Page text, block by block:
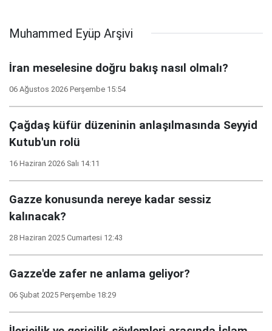
Muhammed Eyüp Arşivi
İran meselesine doğru bakış nasıl olmalı?
06 Ağustos 2026 Perşembe 15:54
Çağdaş küfür düzeninin anlaşılmasında Seyyid
Kutub'un rolü
16 Haziran 2026 Salı 14:11
Gazze konusunda nereye kadar sessiz
kalınacak?
28 Haziran 2025 Cumartesi 12:43
Gazze'de zafer ne anlama geliyor?
06 Şubat 2025 Perşembe 18:29